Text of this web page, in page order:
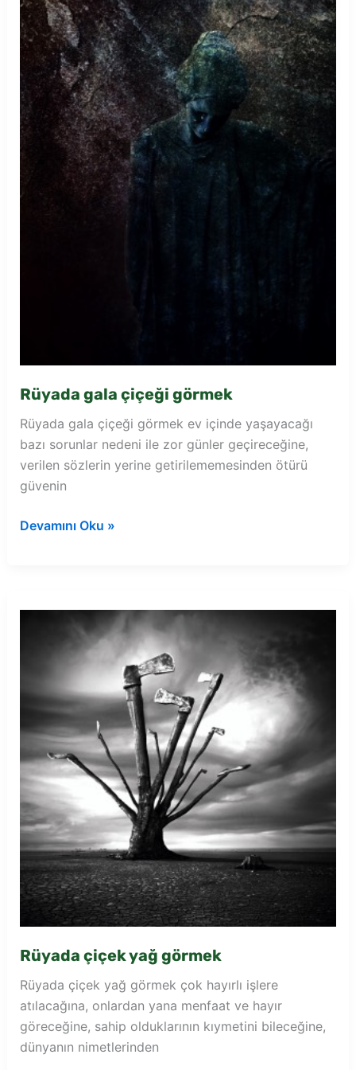
Rüyada gala çiçeği görmek
Rüyada gala çiçeği görmek ev içinde yaşayacağı
bazı sorunlar nedeni ile zor günler geçireceğine,
verilen sözlerin yerine getirilememesinden ötürü
güvenin
Rüyada
Devamını Oku »
Rüyada çiçek yağ görmek
Rüyada çiçek yağ görmek çok hayırlı işlere
atılacağına, onlardan yana menfaat ve hayır
göreceğine, sahip olduklarının kıymetini bileceğine,
dünyanın nimetlerinden